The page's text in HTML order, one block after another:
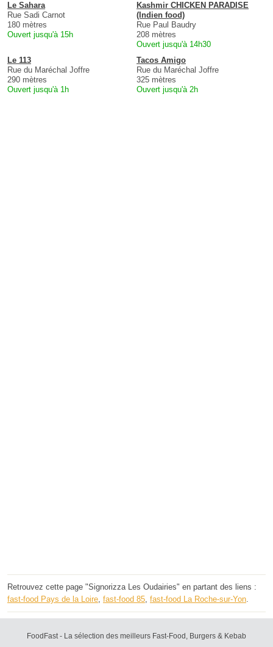
Le Sahara
Rue Sadi Carnot
180 mètres
Ouvert jusqu'à 15h
Kashmir CHICKEN PARADISE
(Indien food)
Rue Paul Baudry
208 mètres
Ouvert jusqu'à 14h30
Le 113
Rue du Maréchal Joffre
290 mètres
Ouvert jusqu'à 1h
Tacos Amigo
Rue du Maréchal Joffre
325 mètres
Ouvert jusqu'à 2h
Retrouvez cette page "Signorizza Les Oudairies" en partant des liens :
fast-food Pays de la Loire, fast-food 85, fast-food La Roche-sur-Yon.
FoodFast - La sélection des meilleurs Fast-Food, Burgers & Kebab